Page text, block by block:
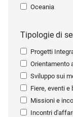
Oceania
Tipologie di
Progetti
Orientamento
Sviluppo sui
Fiere, eventi
Missioni e
Incontri